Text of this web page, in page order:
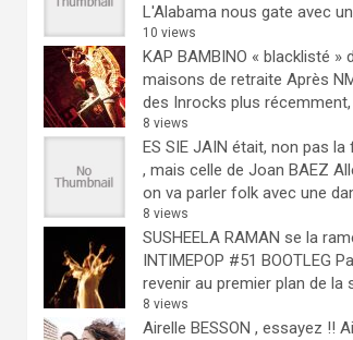
L'Alabama nous gate avec
10 views
KAP BAMBINO « blacklisté »
maisons de retraite Après
des Inrocks plus récemment,
8 views
ES SIE JAIN était, non pas la
, mais celle de Joan BAEZ
on va parler folk avec une
8 views
SUSHEELA RAMAN se la
INTIMEPOP #51 BOOTLEG
revenir au premier plan de la
8 views
Airelle BESSON , essayez !!